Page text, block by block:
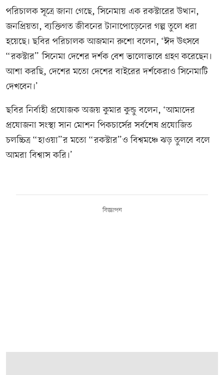
পরিচালক সূত্রে জানা গেছে, সিনেমায় এক রকস্টারের উত্থান,
জনপ্রিয়তা, ব্যক্তিগত জীবনের টানাপোড়েনের গল্প তুলে ধরা
হয়েছে। ছবির পরিচালক আজমান রুশো বলেন, ‘ঈদ উৎসবে
“রকস্টার” সিনেমা দেশের দর্শক বেশ ভালোভাবে গ্রহণ করেছেন।
আশা করছি, দেশের মতো দেশের বাইরের দর্শকেরাও সিনেমাটি
দেখবেন।’
ছবির নির্বাহী প্রযোজক অজয় কুমার কুন্ডু বলেন, ‘আমাদের
প্রযোজনা সংস্থা সান মোশন পিকচার্সের সর্বশেষ প্রযোজিত
চলচ্চিত্র “হাওয়া”র মতো “রকস্টার”ও বিশ্বমঞ্চে ঝড় তুলবে বলে
আমরা বিশ্বাস করি।’
বিজ্ঞাপন